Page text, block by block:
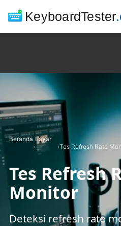
KeyboardTester
Beranda
›
Layar
›Tes Refresh Rate
Tes Refresh
Monitor
Deteksi refresh rate